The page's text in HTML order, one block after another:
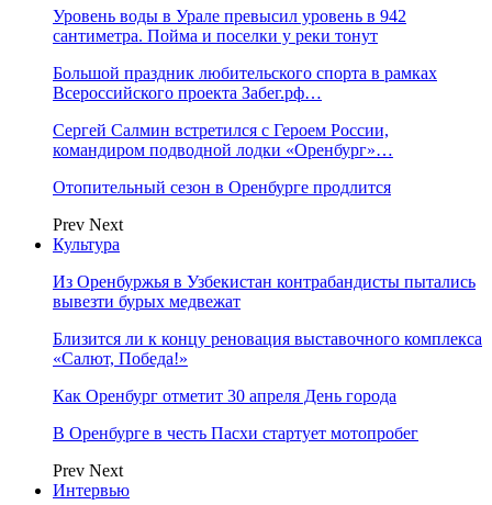
Уровень воды в Урале превысил уровень в 942
сантиметра. Пойма и поселки у реки тонут
Большой праздник любительского спорта в рамках
Всероссийского проекта Забег.рф…
Сергей Салмин встретился с Героем России,
командиром подводной лодки «Оренбург»…
Отопительный сезон в Оренбурге продлится
Prev Next
Культура
Из Оренбуржья в Узбекистан контрабандисты пытались
вывезти бурых медвежат
Близится ли к концу реновация выставочного комплекса
«Салют, Победа!»
Как Оренбург отметит 30 апреля День города
В Оренбурге в честь Пасхи стартует мотопробег
Prev Next
Интервью